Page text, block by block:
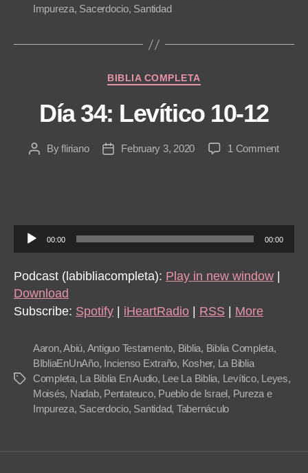
Impureza, Sacerdocio, Santidad
Categories
BIBLIA COMPLETA
Día 34: Levítico 10-12
PostByfliriano
PostFebruary 3, 2020 1 Commenton
12
u
d
i
o
y
00:00 00:00
Podcast (labibliacompleta): Play in new window
Download
Subscribe: Spotify iHeartRadio RSS More
Tags
Aaron,Abiú, Antiguo Testamento, Biblia, Biblia Completa,
BIbliaEnUnAño, Incienso Extraño, Kosher, La Biblia
Completa, La Biblia En Audio, Lee La Biblia, Levítico, Leyes,
Moisés, Nadab, Pentateuco, Pueblo de Israel, Pureza e
Impureza, Sacerdocio, Santidad, Tabernáculo